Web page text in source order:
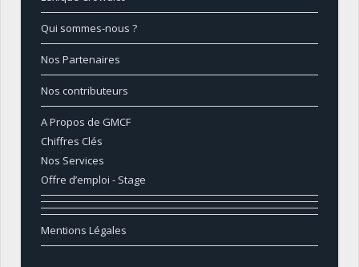
Qui sommes-nous ?
Nos Partenaires
Nos contributeurs
A Propos de GMCF
Chiffres Clés
Nos Services
Offre d’emploi - Stage
Mentions Légales